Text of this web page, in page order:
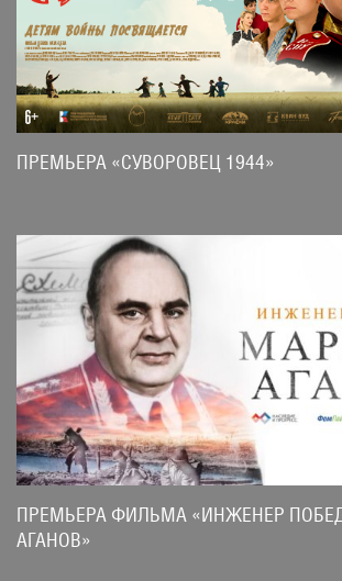
ПРЕМЬЕРА «СУВОРОВЕЦ 1944»
ПРЕМЬЕРА ФИЛЬМА «ИНЖЕНЕР
АГАНОВ»